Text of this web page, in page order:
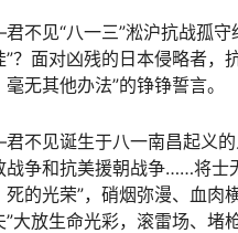
不见“八一三”淞沪抗战孤守
”？面对凶残的日本侵略者，
毫无其他办法”的铮铮誓言。
不见诞生于八一南昌起义的
战争和抗美援朝战争……将士
死的光荣”，硝烟弥漫、血肉
”大放生命光彩，滚雷场、堵